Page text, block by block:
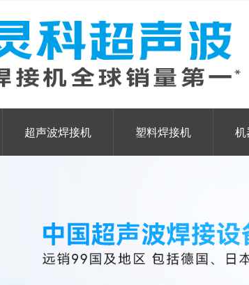
超声波焊接机 塑料焊接机 机